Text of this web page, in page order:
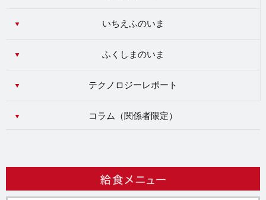
いちえふのいま
ふくしまのいま
テクノロジーレポート
コラム（関係者限定）